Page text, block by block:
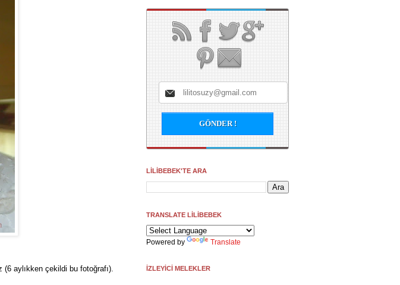
aylıkken çekildi bu fotoğrafı).
LİLİBEBEK'TE ARA
TRANSLATE LİLİBEBEK
Powered by Translate
İZLEYİCİ MELEKLER